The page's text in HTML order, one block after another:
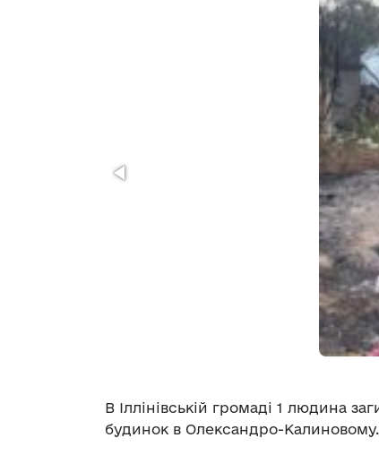
В Іллінівській громаді 1 людина
будинок в Олександро-Калиновому.